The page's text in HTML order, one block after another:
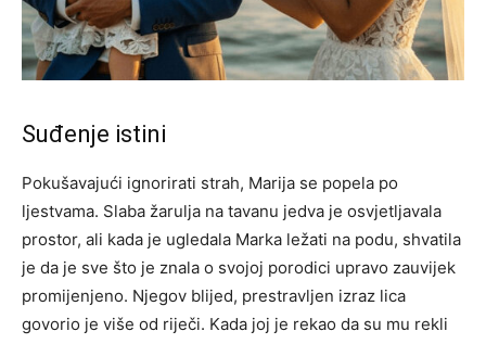
Suđenje istini
Pokušavajući ignorirati strah, Marija se popela po
ljestvama. Slaba žarulja na tavanu jedva je osvjetljavala
prostor, ali kada je ugledala Marka ležati na podu, shvatila
je da je sve što je znala o svojoj porodici upravo zauvijek
promijenjeno. Njegov blijed, prestravljen izraz lica
govorio je više od riječi. Kada joj je rekao da su mu rekli